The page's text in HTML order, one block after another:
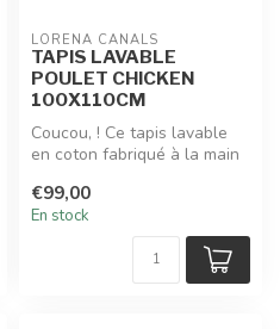
LORENA CANALS
TAPIS LAVABLE
POULET CHICKEN
100X110CM
Coucou, ! Ce tapis lavable
en coton fabriqué à la main
€99,00
En stock